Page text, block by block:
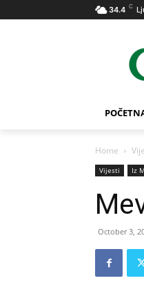
34.4 C
Home
Vijesti Iz
October 3,